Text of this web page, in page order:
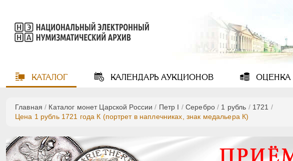
КАТАЛОГ КАЛЕНДАРЬАУКЦИОНОВ ОЦЕНКА
Главная / Каталог монет Царской России / Пeтр I /Серебро / 1 рубль / 1721 /
Цена 1 рубль 1721 года К (портрет в наплечниках, знак медальера К)